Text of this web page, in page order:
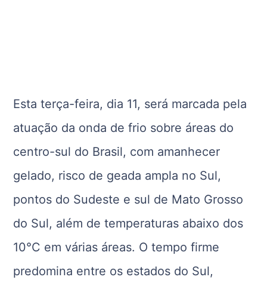
Esta terça-feira, dia 11, será marcada pela
atuação da onda de frio sobre áreas do
centro-sul do Brasil, com amanhecer
gelado, risco de geada ampla no Sul,
pontos do Sudeste e sul de Mato Grosso
do Sul, além de temperaturas abaixo dos
10°C em várias áreas. O tempo firme
predomina entre os estados do Sul,